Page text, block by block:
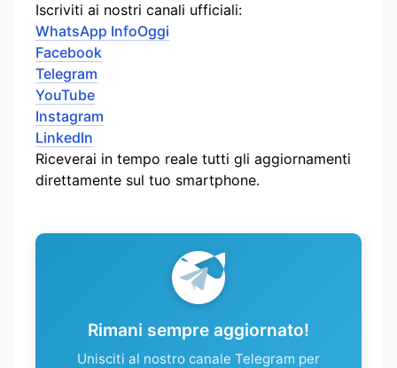
Iscriviti ai nostri canali ufficiali:
WhatsApp InfoOggi
Facebook
Telegram
YouTube
Instagram
LinkedIn
Riceverai in tempo reale tutti gli aggiornamenti
direttamente sul tuo smartphone.
Rimani sempre aggiornato!
Unisciti al nostro canale Telegram per